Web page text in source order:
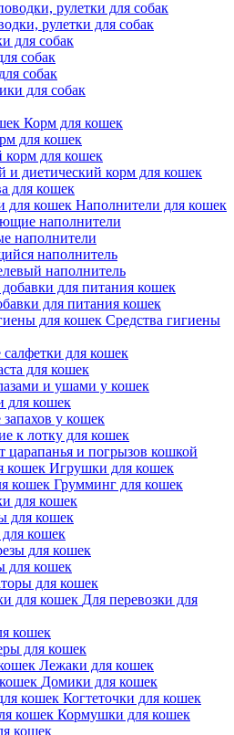
рулетки для собак
для собак
собак
собак
для собак
Корм для кошек
для кошек
для кошек
и диетический корм для кошек
для кошек
Наполнители для кошек
наполнители
наполнители
наполнитель
наполнитель
для питания кошек
Средства гигиены
для кошек
для кошек
и ушами у кошек
кошек
запахов у кошек
к лотку для кошек
царапанья и погрызов кошкой
Игрушки для кошек
Грумминг для кошек
для кошек
для кошек
для кошек
для кошек
для кошек
для кошек
Для перевозки для
кошек
для кошек
Лежаки для кошек
Домики для кошек
Когтеточки для кошек
Кормушки для кошек
кошек